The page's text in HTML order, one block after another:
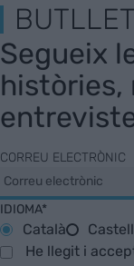
Segueix
històries,
CORREU ELECTRÒNIC
IDIOMA*
Català
He llegit i